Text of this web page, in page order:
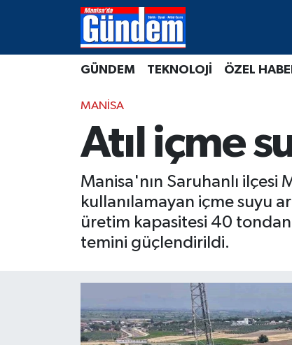
GÜNDEM TEKNOLOJİ ÖZEL
MANİSA
Atıl içme
Manisa'nın Saruhanlı
kullanılamayan içme suyu
üretim kapasitesi 40 tondan
temini güçlendirildi.
Manisa Hava Durumu
Süper Lig Puan Durumu ve Fikstür
Tüm Manşetler
Son Dakika Haberleri
Haber Arşivi